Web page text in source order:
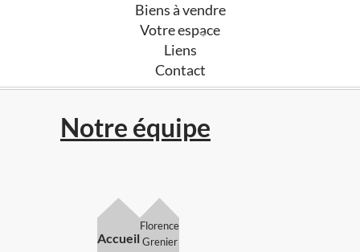
Biens à vendre
Votre espace
Liens
Contact
Notre équipe
Accueil
Florence
Grenier